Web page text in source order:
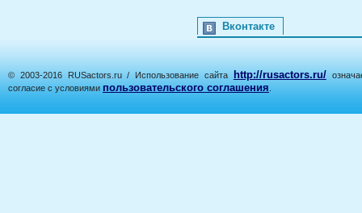
Вконтакте
© 2003-2016 RUSactors.ru / Использование сайта http://rusactors.ru/
согласие с условиями пользовательского соглашения